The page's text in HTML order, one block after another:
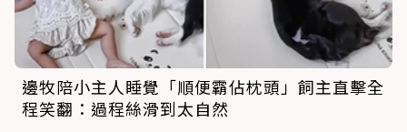
邊牧陪小主人睡覺「順便霸佔枕頭」飼主直擊全
程笑翻：過程絲滑到太自然